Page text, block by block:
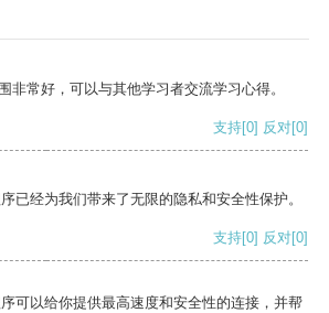
非常好，可以与其他学习者交流学习心得。
支持[0] 反对[0]
已经为我们带来了无限的隐私和安全性保护。
支持[0] 反对[0]
可以给你提供最高速度和安全性的连接，并帮